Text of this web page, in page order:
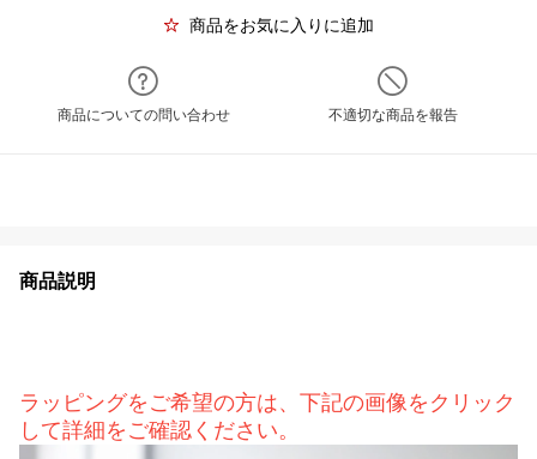
商品をお気に入りに追加
商品についての問い合わせ 不適切な商品を報告
商品説明
ラッピングをご希望の方は、下記の画像をクリック
して詳細をご確認ください。